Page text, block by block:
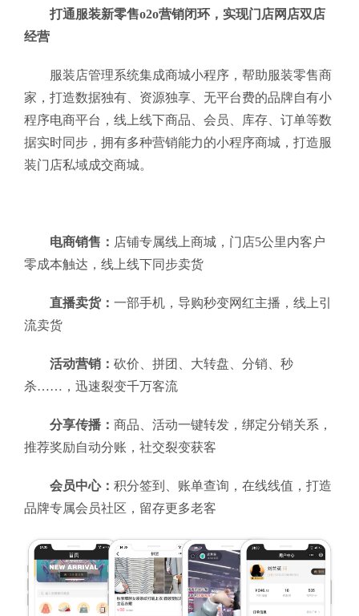
打通服装新零售o2o营销闭环，实现门店网店双店
经营
服装店管理系统集成商城小程序，帮助服装零售商
家，打造数据独有、资源独享、无平台费的品牌自有小
程序电商平台，线上线下商品、会员、库存、订单等数
据实时同步，拥有多种营销能力的小程序商城，打造服
装门店私域成交商城。
电商销售： 店铺专属线上商城，门店5公里内客户
零成本触达，线上线下同步卖货
直播卖货： 一部手机，导购秒变网红主播，线上引
流卖货
活动营销： 砍价、拼团、大转盘、分销、秒
杀……，迅速裂变千万客流
分享传播： 商品、活动一键转发，绑定分销关系，
推荐奖励自动分账，社交裂变获客
会员中心： 积分签到、账单查询，在线线值，打造
品牌专属会员社区，留存更多老客